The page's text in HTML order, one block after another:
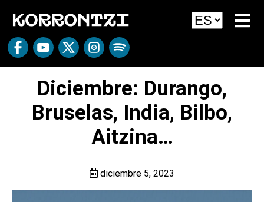
Diciembre: Durango,
Bruselas, India, Bilbo,
Aitzina…
diciembre 5, 2023